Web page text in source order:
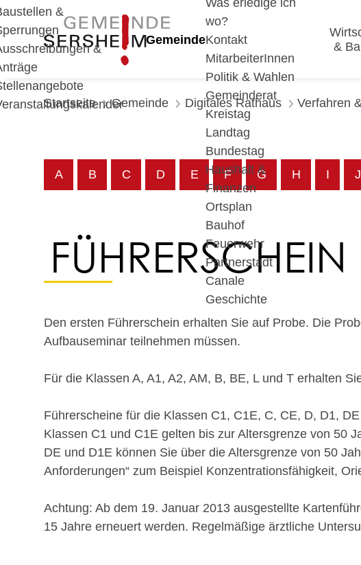
&
&
Gemeinde
wo?
Kontakt
MitarbeiterInnen
Politik & Wahlen
Gemeinderat
Kreistag
Landtag
Bundestag
Haushalt &
Finanzen
Ortsplan
Bauhof
Feuerwehr
Partnerstadt
Canale
Geschichte
&
Startseite Gemeinde Digitales Rathaus Verfahren
A B C D E F G H I J
Den ersten Führerschein erhalten Sie auf Probe. Die
Aufbauseminar teilnehmen müssen.
Für die Klassen A, A1, A2, AM, B, BE, L und T erhalten
Führerscheine für die Klassen C1, C1E, C, CE, D, D1,
Klassen C1 und C1E gelten bis zur Altersgrenze von 50
DE und D1E können Sie über die Altersgrenze von 50
Anforderungen“ zum Beispiel Konzentrationsfähigkeit,
Achtung: Ab dem 19. Januar 2013 ausgestellte
15 Jahre erneuert werden. Regelmäßige ärztliche